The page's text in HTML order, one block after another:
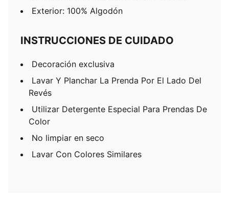
Exterior: 100% Algodón
INSTRUCCIONES DE CUIDADO
Decoración exclusiva
Lavar Y Planchar La Prenda Por El Lado Del
Revés
Utilizar Detergente Especial Para Prendas De
Color
No limpiar en seco
Lavar Con Colores Similares